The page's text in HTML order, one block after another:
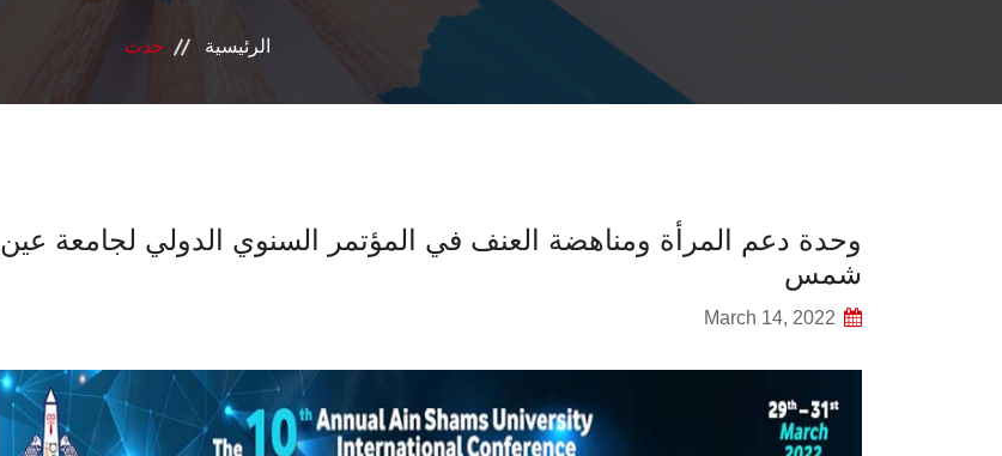
الرئيسية حدث
وحدة دعم المرأة ومناهضة العنف في المؤتمر السنوي الدولي لجامعة عين
شمس
March 14, 2022